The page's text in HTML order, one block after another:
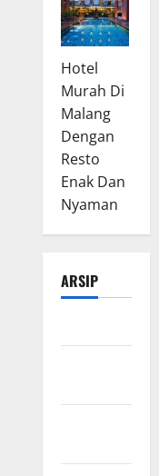
Hotel
Murah Di
Malang
Dengan
Resto
Enak Dan
Nyaman
ARSIP